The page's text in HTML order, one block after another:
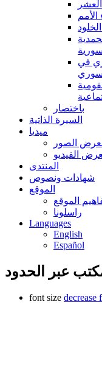
في
باختصار
السيرة الذاتية
ميديا
الصور
الفيديو
المنتدى
شهادات ونصوص
الموقع
الموقع
راسلونا
Languages
English
Español
عبر الحدود
font size decrease